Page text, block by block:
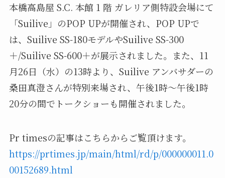
本橋高島屋 S.C. 本館 1 階 ガレリア側特設会場にて
「Suilive」のPOP UPが開催され、POP UPで
は、Suilive SS-180モデルやSuilive SS-300
＋/Suilive SS-600＋が展示されました。また、11
月26日（水）の13時より、Suilive アンバサダーの
桑田真澄さんが特別来場され、午後1時～午後1時
20分の間でトークショーも開催されました。
Pr timesの記事はこちらからご覧頂けます。
https://prtimes.jp/main/html/rd/p/000000011.0
00152689.html